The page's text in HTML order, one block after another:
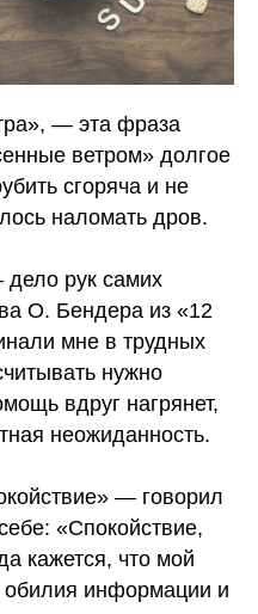
— эта фраза
ветром» долгое
сгоряча и не
наломать дров.
рук самих
О. Бендера из «12
мне в трудных
нужно
вдруг нагрянет,
неожиданность.
— говорил
«Спокойствие,
кажется, что мой
обилия информации и